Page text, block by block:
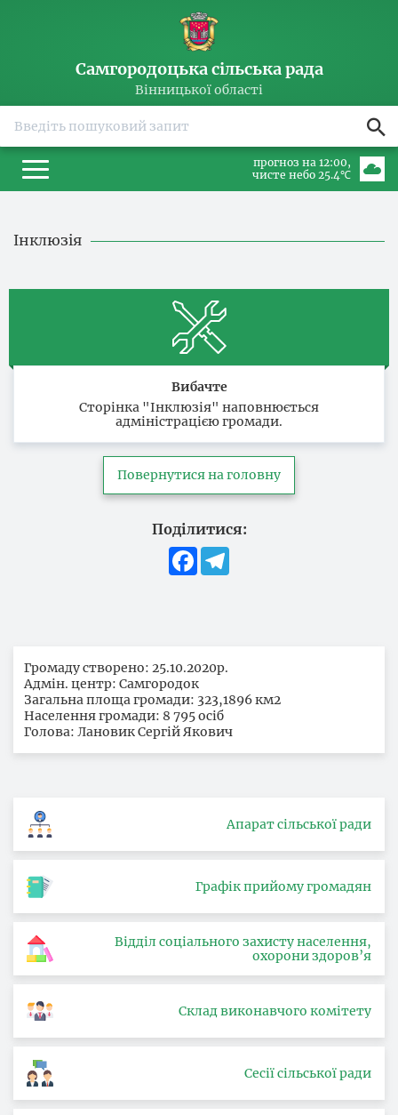
Самгородоцька сільська рада
Вінницької області
прогноз на 12:00
чисте небо 25.4℃
Інклюзія
Вибачте
Сторінка "Інклюзія" наповнюється
адміністрацією громади.
Повернутися на головну
Поділитися:
Facebook
Громаду створено: 25.10.2020р.
Адмін. центр: Самгородок
Загальна площа громади: 323,1896 км2
Населення громади: 8 795 осіб
Голова: Лановик Сергій Якович
Апарат сільської ради
Графік прийому громадян
Відділ соціального захисту населення,
охорони здоров’я
Склад виконавчого комітету
Сесії сільської ради